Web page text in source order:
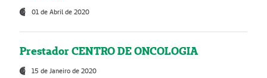
01 de Abril de 2020
Prestador CENTRO DE ONCOLOGIA
15 de Janeiro de 2020